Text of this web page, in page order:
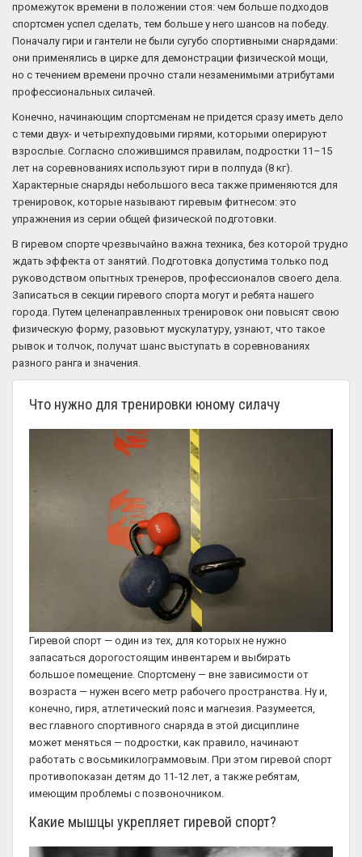
промежуток времени в положении стоя: чем больше подходов
спортсмен успел сделать, тем больше у него шансов на победу.
Поначалу гири и гантели не были сугубо спортивными снарядами:
они применялись в цирке для демонстрации физической мощи,
но с течением времени прочно стали незаменимыми атрибутами
профессиональных силачей.
Конечно, начинающим спортсменам не придется сразу иметь дело
с теми двух- и четырехпудовыми гирями, которыми оперируют
взрослые. Согласно сложившимся правилам, подростки 11–15
лет на соревнованиях используют гири в полпуда (8 кг).
Характерные снаряды небольшого веса также применяются для
тренировок, которые называют гиревым фитнесом: это
упражнения из серии общей физической подготовки.
В гиревом спорте чрезвычайно важна техника, без которой трудно
ждать эффекта от занятий. Подготовка допустима только под
руководством опытных тренеров, профессионалов своего дела.
Записаться в секции гиревого спорта могут и ребята нашего
города. Путем целенаправленных тренировок они повысят свою
физическую форму, разовьют мускулатуру, узнают, что такое
рывок и толчок, получат шанс выступать в соревнованиях
разного ранга и значения.
Что нужно для тренировки юному силачу
Гиревой спорт — один из тех, для которых не нужно
запасаться дорогостоящим инвентарем и выбирать
большое помещение. Спортсмену — вне зависимости от
возраста — нужен всего метр рабочего пространства. Ну и,
конечно, гиря, атлетический пояс и магнезия. Разумеется,
вес главного спортивного снаряда в этой дисциплине
может меняться — подростки, как правило, начинают
работать с восьмикилограммовым. При этом гиревой спорт
противопоказан детям до 11-12 лет, а также ребятам,
имеющим проблемы с позвоночником.
Какие мышцы укрепляет гиревой спорт?